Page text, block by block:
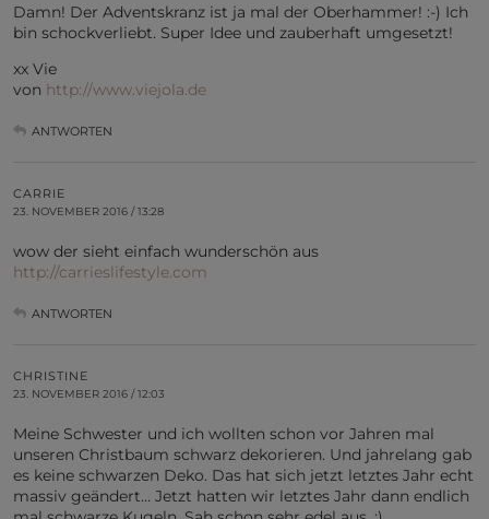
Damn! Der Adventskranz ist ja mal der Oberhammer! :-) Ich
bin schockverliebt. Super Idee und zauberhaft umgesetzt!
xx Vie
von http://www.viejola.de
ANTWORTEN
CARRIE
23. NOVEMBER 2016 / 13:28
wow der sieht einfach wunderschön aus
http://carrieslifestyle.com
ANTWORTEN
CHRISTINE
23. NOVEMBER 2016 / 12:03
Meine Schwester und ich wollten schon vor Jahren mal
unseren Christbaum schwarz dekorieren. Und jahrelang gab
es keine schwarzen Deko. Das hat sich jetzt letztes Jahr echt
massiv geändert… Jetzt hatten wir letztes Jahr dann endlich